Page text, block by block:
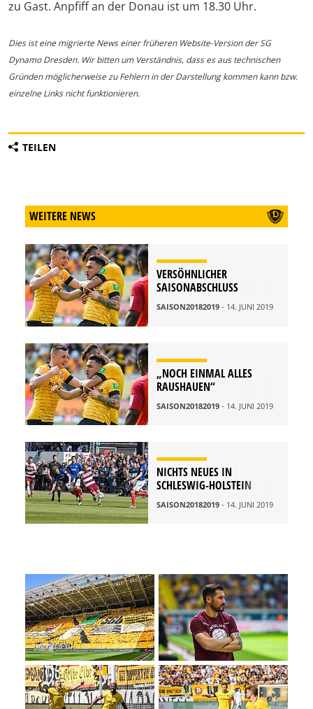
zu Gast. Anpfiff an der Donau ist um 18.30 Uhr.
Dies ist eine migrierte News einer früheren Website-Version der SG
Dynamo Dresden. Wir bitten um Verständnis, dass es aus technischen
Gründen möglicherweise zu Fehlern in der Darstellung kommen kann bzw.
einzelne Links nicht funktionieren.
TEILEN
WEITERE NEWS
VERSÖHNLICHER
SAISONABSCHLUSS
SAISON20182019 - 14. JUNI 2019
„NOCH EINMAL ALLES
RAUSHAUEN“
SAISON20182019 - 14. JUNI 2019
NICHTS NEUES IN
SCHLESWIG-HOLSTEIN
SAISON20182019 - 14. JUNI 2019